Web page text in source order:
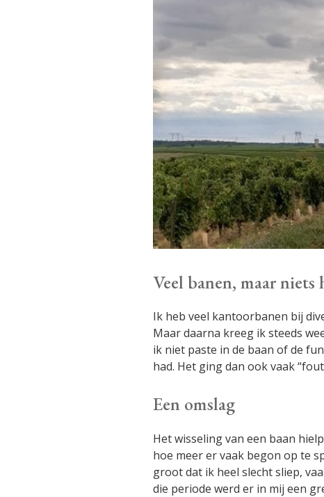
Veel banen, maar niets
Ik heb veel kantoorbanen bij
Maar daarna kreeg ik steeds
ik niet paste in de baan of de
had. Het ging dan ook vaak
Een omslag
Het wisseling van een baan
hoe meer er vaak begon op te
groot dat ik heel slecht sliep,
die periode werd er in mij een